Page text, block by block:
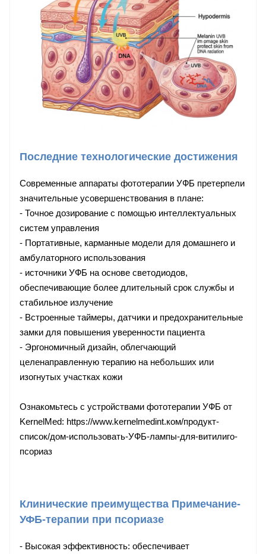
Последние технологические достижения
Современные аппараты фототерапии УФБ претерпели
значительные усовершенствования в плане:
- Точное дозирование с помощью интеллектуальных
систем управления
- Портативные, карманные модели для домашнего и
амбулаторного использования
- источники УФБ на основе светодиодов,
обеспечивающие более длительный срок службы и
стабильное излучение
- Встроенные таймеры, датчики и предохранительные
замки для повышения уверенности пациента
- Эргономичный дизайн, облегчающий
целенаправленную терапию на небольших или
изогнутых участках кожи
Ознакомьтесь с устройствами фототерапии УФБ от
KernelMed: https://www.kernelmedint.ком/продукт-
список/дом-использовать-УФБ-лампы-для-витилиго-
псориаз
Клинические преимущества Примечание-
УФБ-терапии при псориазе
- Высокая эффективность: обеспечивает